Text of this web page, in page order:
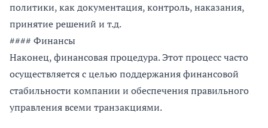
политики, как документация, контроль, наказания,
принятие решений и т.д.
#### Финансы
Наконец, финансовая процедура. Этот процесс часто
осуществляется с целью поддержания финансовой
стабильности компании и обеспечения правильного
управления всеми транзакциями.